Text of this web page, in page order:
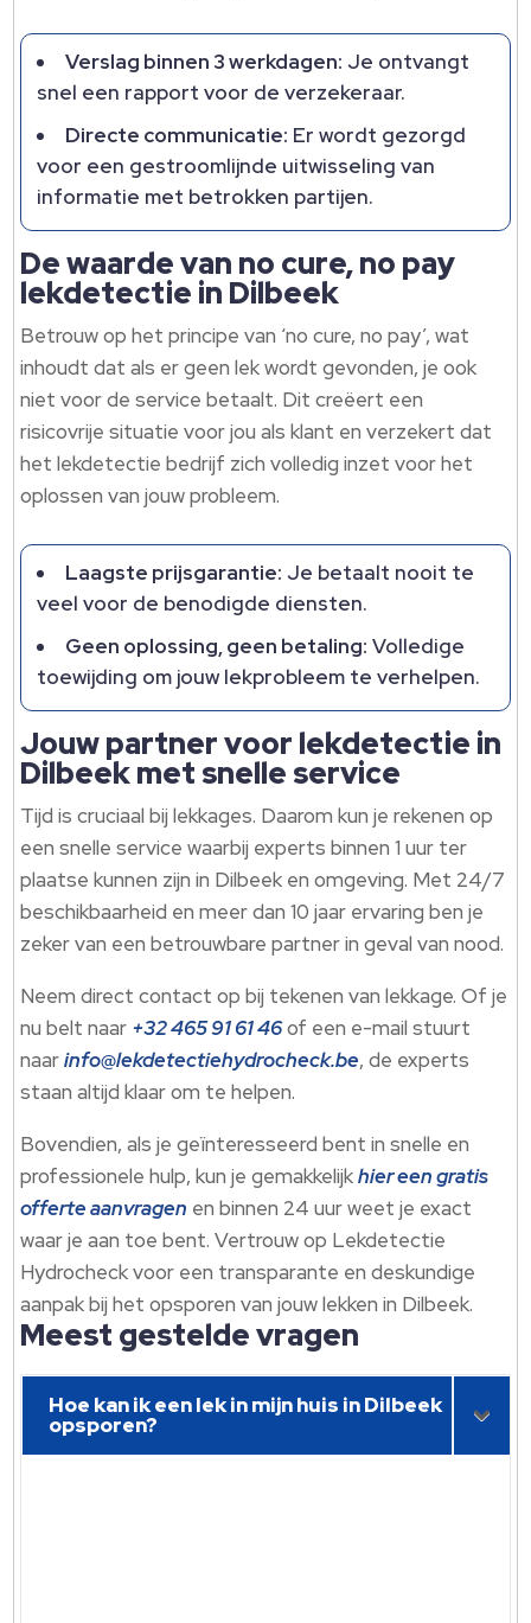
Verslag binnen 3 werkdagen: Je ontvangt
snel een rapport voor de verzekeraar.
Directe communicatie: Er wordt gezorgd
voor een gestroomlijnde uitwisseling van
informatie met betrokken partijen.
De waarde van no cure, no pay
lekdetectie in Dilbeek
Betrouw op het principe van ‘no cure, no pay’, wat
inhoudt dat als er geen lek wordt gevonden, je ook
niet voor de service betaalt. Dit creëert een
risicovrije situatie voor jou als klant en verzekert dat
het lekdetectie bedrijf zich volledig inzet voor het
oplossen van jouw probleem.
Laagste prijsgarantie: Je betaalt nooit te
veel voor de benodigde diensten.
Geen oplossing, geen betaling: Volledige
toewijding om jouw lekprobleem te verhelpen.
Jouw partner voor lekdetectie in
Dilbeek met snelle service
Tijd is cruciaal bij lekkages. Daarom kun je rekenen op
een snelle service waarbij experts binnen 1 uur ter
plaatse kunnen zijn in Dilbeek en omgeving. Met 24/7
beschikbaarheid en meer dan 10 jaar ervaring ben je
zeker van een betrouwbare partner in geval van nood.
Neem direct contact op bij tekenen van lekkage. Of je
nu belt naar +32 465 91 61 46of een e-mail stuurt
naarinfo@lekdetectiehydrocheck.be, de experts
staan altijd klaar om te helpen.
Bovendien, als je geïnteresseerd bent in snelle en
professionele hulp, kun je gemakkelijkhier een gratis
offerte aanvragen en binnen 24 uur weet je exact
waar je aan toe bent. Vertrouw op Lekdetectie
Hydrocheck voor een transparante en deskundige
aanpak bij het opsporen van jouw lekken in Dilbeek.
Meest gestelde vragen
Hoe kan ik een lek in mijn huis in Dilbeek
opsporen?